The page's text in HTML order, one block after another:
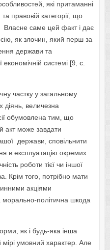
які притаманні
правовій категорії, що
Власне саме цей факт і дає
як злочин, який перш за
держави та
системі [9, с.
частку у загальному
діянь, величезна
обумовлена тим, що
акт може завдати
держави, сповільнити
в експлуатацію окремих
роботи тієї чи іншої
Крім того, потрібно мати
акціями
морально-політична шкода
як і будь-яка інша
мірі умовний характер. Але